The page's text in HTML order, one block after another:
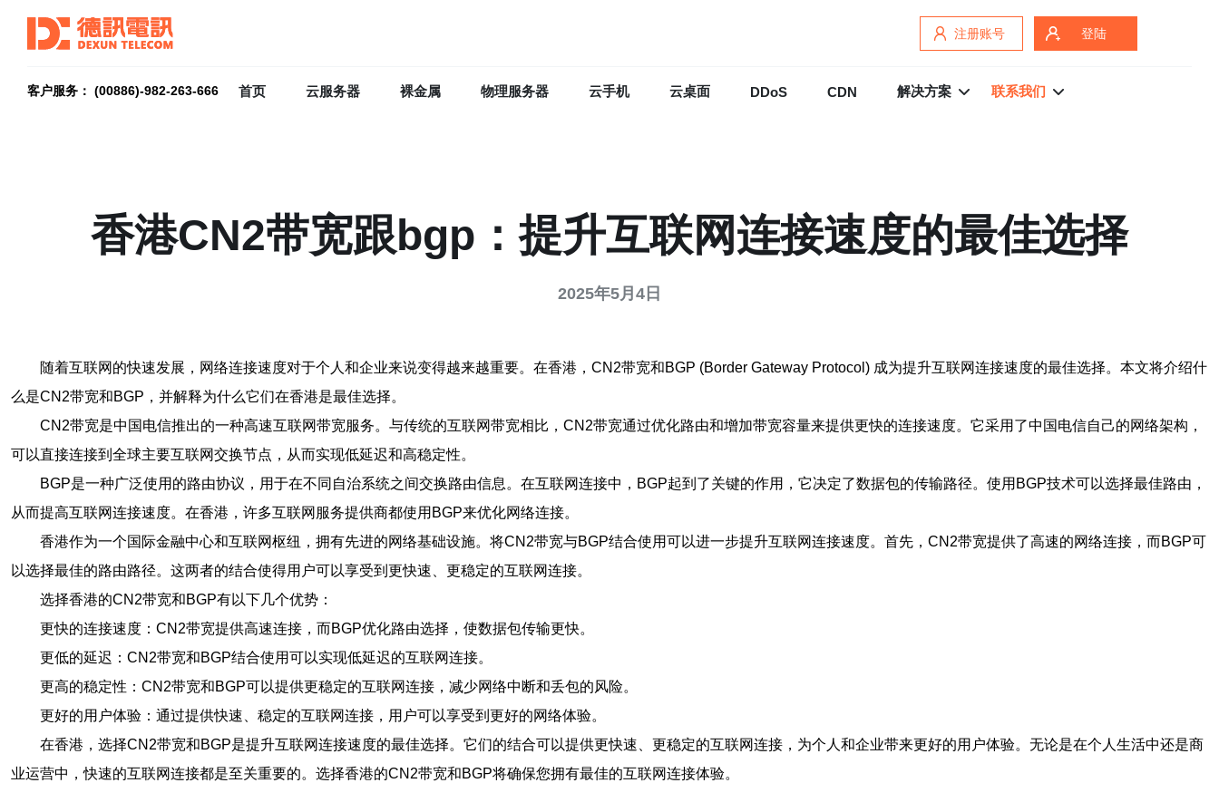
注册账号 登陆
客户服务： (00886)-982-263-666 首页 云服务器 裸金属 物理服务器 云手机 云桌面 DDoS CDN 解决方案 联系我们
香港CN2带宽跟bgp：提升互联网连接速度的最佳选择
2025年5月4日
随着互联网的快速发展，网络连接速度对于个人和企业来说变得越来越重要。在香港，CN2带宽和BGP (Border Gateway Protocol) 成为提升互联网连接速度的最佳选择。本文将介绍什
么是CN2带宽和BGP，并解释为什么它们在香港是最佳选择。
CN2带宽是中国电信推出的一种高速互联网带宽服务。与传统的互联网带宽相比，CN2带宽通过优化路由和增加带宽容量来提供更快的连接速度。它采用了中国电信自己的网络架构，
可以直接连接到全球主要互联网交换节点，从而实现低延迟和高稳定性。
BGP是一种广泛使用的路由协议，用于在不同自治系统之间交换路由信息。在互联网连接中，BGP起到了关键的作用，它决定了数据包的传输路径。使用BGP技术可以选择最佳路由，
从而提高互联网连接速度。在香港，许多互联网服务提供商都使用BGP来优化网络连接。
香港作为一个国际金融中心和互联网枢纽，拥有先进的网络基础设施。将CN2带宽与BGP结合使用可以进一步提升互联网连接速度。首先，CN2带宽提供了高速的网络连接，而BGP可
以选择最佳的路由路径。这两者的结合使得用户可以享受到更快速、更稳定的互联网连接。
选择香港的CN2带宽和BGP有以下几个优势：
更快的连接速度：CN2带宽提供高速连接，而BGP优化路由选择，使数据包传输更快。
更低的延迟：CN2带宽和BGP结合使用可以实现低延迟的互联网连接。
更高的稳定性：CN2带宽和BGP可以提供更稳定的互联网连接，减少网络中断和丢包的风险。
更好的用户体验：通过提供快速、稳定的互联网连接，用户可以享受到更好的网络体验。
在香港，选择CN2带宽和BGP是提升互联网连接速度的最佳选择。它们的结合可以提供更快速、更稳定的互联网连接，为个人和企业带来更好的用户体验。无论是在个人生活中还是商
业运营中，快速的互联网连接都是至关重要的。选择香港的CN2带宽和BGP将确保您拥有最佳的互联网连接体验。